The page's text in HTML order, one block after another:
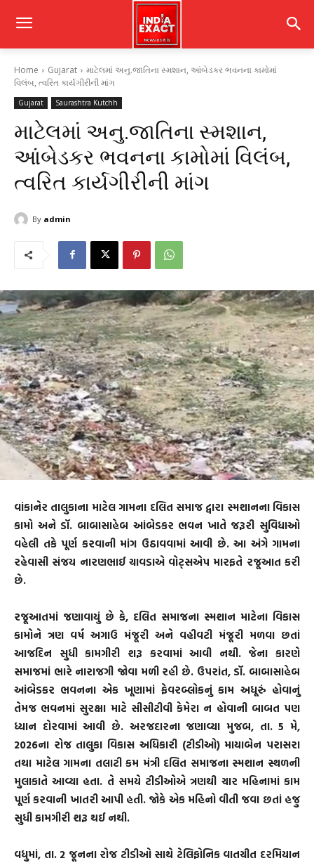
Home Gujarat
માટેલમાં અનુ.જાતિના સ્મશાન, આંબેડકર ભવનના કામોમાં
વિલંબ, ત્વરિત કાર્યગીરીની માંગ
Gujarat Saurashtra Kutchh
માટેલમાં અનુ.જાતિના સ્મશાન,
આંબેડકર ભવનના કામોમાં વિલંબ,
ત્વરિત કાર્યગીરીની માંગ
By admin
વાંકાનેર તાલુકાના માટેલ ગામના દલિત સમાજ દ્વારા સ્મશાનના વિકાસ
કામો અને ડૉ. બાબાસાહેબ આંબેડકર ભવન ખાતે જરૂરી સુવિધાઓ
વહેલી તકે પૂર્ણ કરવાની માંગ ઉઠાવવામાં આવી છે. આ અંગે ગામના
રહેવાસી સંજય નારણભાઈ ચાવડાએ વોટ્સએપ મારફતે રજૂઆત કરી
છે.
રજૂઆતમાં જણાવાયું છે કે, દલિત સમાજના સ્મશાન માટેના વિકાસ
કામોને ત્રણ વર્ષ અગાઉ મંજૂરી અને વહીવટી મંજૂરી મળવા છતાં
આજદિન સુધી કામગીરી શરૂ કરવામાં આવી નથી. જેના કારણે
સમાજમાં ભારે નારાજગી જોવા મળી રહી છે. ઉપરાંત, ડૉ. બાબાસાહેબ
આંબેડકર ભવનના એક ખૂણામાં ફેવરબ્લોકનું કામ અધૂરું હોવાનું
તેમજ ભવનમાં સુરક્ષા માટે સીસીટીવી કેમેરા ન હોવાની બાબત પણ
ધ્યાન દોરવામાં આવી છે. અરજદારના જણાવ્યા મુજબ, તા. 5 મે,
2026ના રોજ તાલુકા વિકાસ અધિકારી (ટીડીઓ) માયાબેન પરાસરા
તથા માટેલ ગામના તલાટી કમ મંત્રી દલિત સમાજના સ્મશાન સ્થળની
મુલાકાતે આવ્યા હતા. તે સમયે ટીડીઓએ ત્રણથી ચાર મહિનામાં કામ
પૂર્ણ કરવાની ખાતરી આપી હતી. જોકે એક મહિનો વીતી જવા છતાં હજુ
સુધી કામગીરી શરૂ થઈ નથી.
વધુમાં, તા. 2 જૂનના રોજ ટીડીઓ સાથે ટેલિફોનિક વાતચીત દરમિયાન